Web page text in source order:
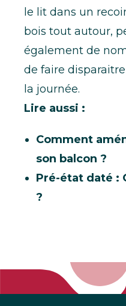
le lit dans un
bois tout autour,
également de
de faire
la journée.
Lire aussi :
Comment
son balcon ?
Pré-état daté :
?